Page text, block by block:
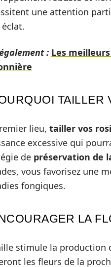
une attention
éclat.
: Les
TAILLER
lieu, tailler vos
excessive qui
de préservation de
vous favorisez une
fongiques.
LA
stimule la production
les fleurs de la